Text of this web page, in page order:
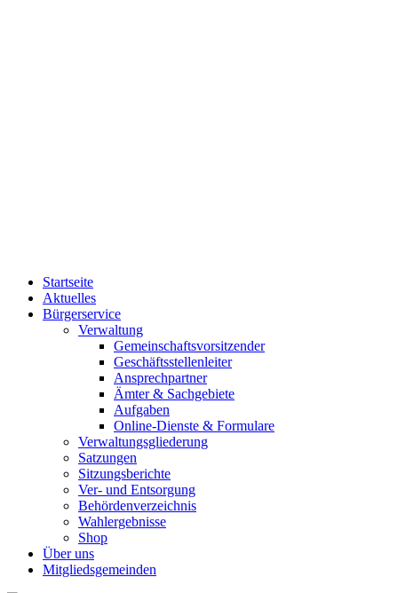
Startseite
Aktuelles
Bürgerservice
Verwaltung
Gemeinschaftsvorsitzender
Geschäftsstellenleiter
Ansprechpartner
Ämter & Sachgebiete
Aufgaben
Online-Dienste & Formulare
Verwaltungsgliederung
Satzungen
Sitzungsberichte
Ver- und Entsorgung
Behördenverzeichnis
Wahlergebnisse
Shop
Über uns
Mitgliedsgemeinden